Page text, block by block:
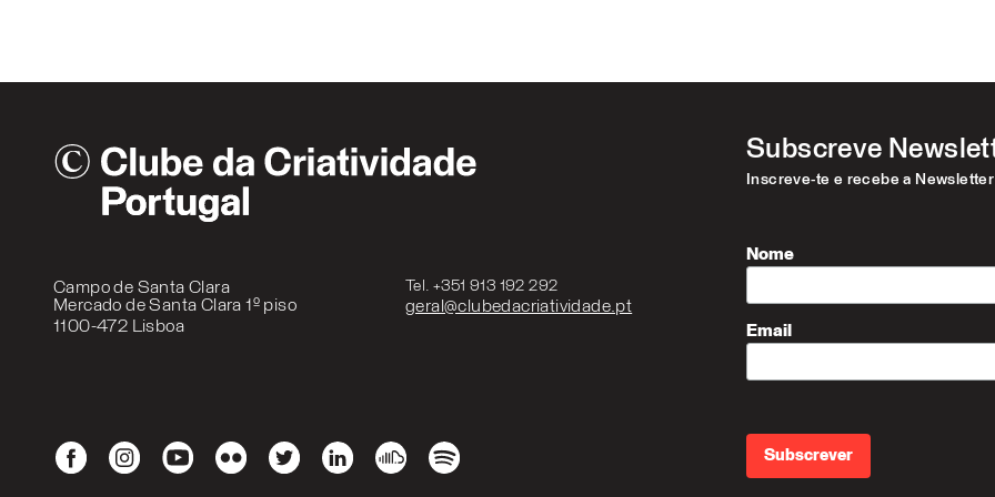
Campo de Santa Clara
Mercado de Santa Clara 1º piso
1100-472 Lisboa
Tel. +351 913 192 292
geral@clubedacriatividade.pt
Subscreve
Inscreve-te e recebe a Newsletter
Nome
Email